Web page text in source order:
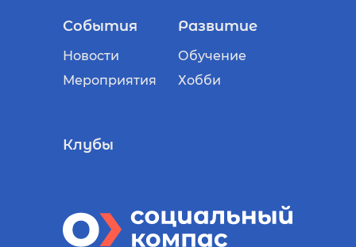
События
Новости
Мероприятия
Развитие
Обучение
Хобби
Клубы